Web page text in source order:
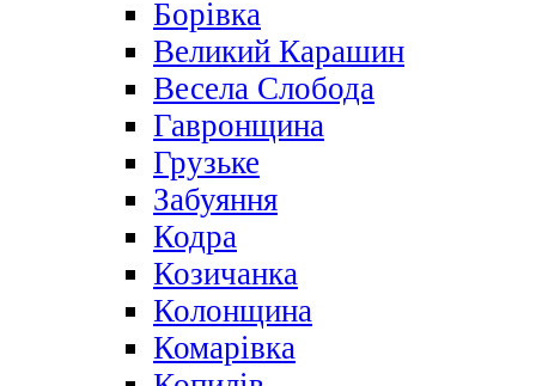
Борівка
Великий Карашин
Весела Слобода
Гавронщина
Грузьке
Забуяння
Кодра
Козичанка
Колонщина
Комарівка